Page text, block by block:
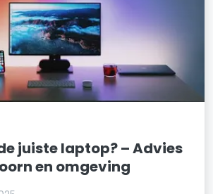
juiste laptop? – Advies
en omgeving